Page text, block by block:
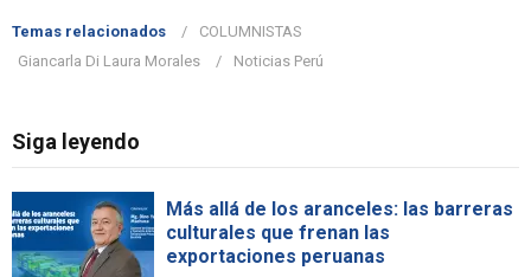
Temas relacionados
COLUMNISTAS
Giancarla Di Laura Morales
Noticias Perú
Siga leyendo
Más allá de los aranceles: las barreras
culturales que frenan las
exportaciones peruanas